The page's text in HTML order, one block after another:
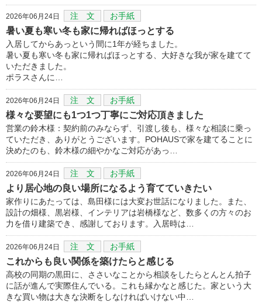
2026年06月24日 注 文 お手紙
暑い夏も寒い冬も家に帰ればほっとする
入居してからあっという間に1年が経ちました。
暑い夏も寒い冬も家に帰ればほっとする、大好きな我が家を建てて
いただきました。
ポラスさんに…
2026年06月24日 注 文 お手紙
様々な要望にも1つ1つ丁寧にご対応頂きました
営業の鈴木様：契約前のみならず、引渡し後も、様々な相談に乗っ
ていただき、ありがとうございます。POHAUSで家を建てることに
決めたのも、鈴木様の細やかなご対応があっ…
2026年06月24日 注 文 お手紙
より居心地の良い場所になるよう育てていきたい
家作りにあたっては、島田様には大変お世話になりました。また、
設計の畑様、黒岩様、インテリアは岩橋様など、数多くの方々のお
力を借り建築でき、感謝しております。入居時は…
2026年06月24日 注 文 お手紙
これからも良い関係を築けたらと感じる
高校の同期の黒田に、ささいなことから相談をしたらとんとん拍子
に話が進んで実際住んでいる。これも縁かなと感じた。家という大
きな買い物は大きな決断をしなければいけない中…